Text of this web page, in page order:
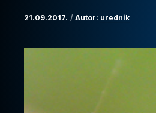
21.09.2017. Autor: urednik